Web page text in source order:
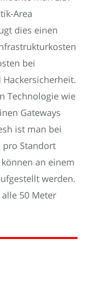
Area
dies einen
bei
Technologie wie
Gateways
ist man bei
pro Standort
an einem
werden.
50 Meter